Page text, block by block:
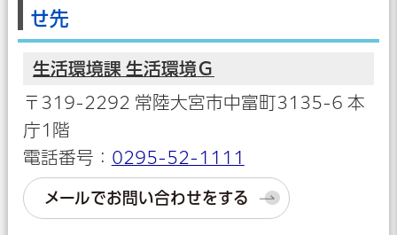
せ先
生活環境課 生活環境Ｇ
〒319-2292 常陸大宮市中富町3135-6 本
庁1階
電話番号： 0295-52-1111
メールでお問い合わせをする